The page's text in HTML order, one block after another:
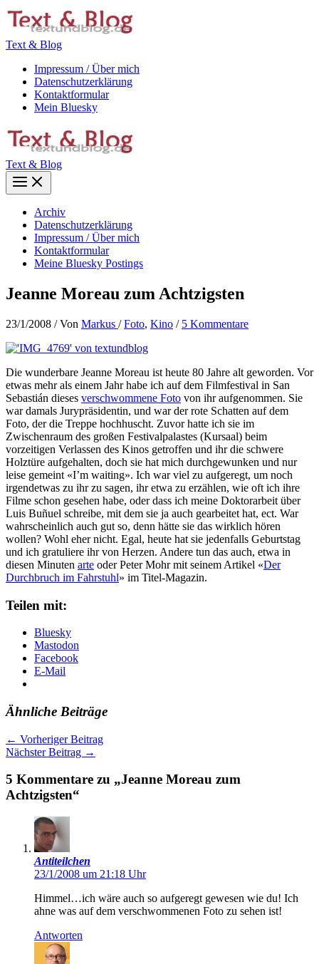
Zum
Inhalt
Text & Blog
Impressum / Über mich
Datenschutzerklärung
Kontaktformular
Mein Bluesky
Text & Blog
Main
Menu
Archiv
Datenschutzerklärung
Impressum / Über mich
Kontaktformular
Meine Bluesky Postings
Jeanne Moreau zum Achtzigsten
23/1/2008 / Von Markus /Foto, Kino / 5 Kommentare
Die wunderbare Jeanne Moreau ist heute 80 Jahre alt geworden. Vor
etwas mehr als einem Jahr habe ich auf dem Filmfestival in San
Sebastián dieses verschwommene Foto von ihr aufgenommen. Sie
war damals Jurypräsidentin, und war der rote Schatten auf dem
Foto, der die Treppe hochhuscht. Zuvor hatte ich sie im
Zwischenraum des großen Festivalpalastes (Kursaal) beim
vorzeitigen Verlassen des Kinos getroffen und ihr die schwere
Holztüre aufgehalten, doch sie hat mich durchgewunken und nur
leise gemeint «I’m waiting». Ich war viel zu aufgeregt, um noch
irgendetwas zu ihr zu sagen, ihr etwa zu erzählen, wie oft ich ihre
Filme schon gesehen habe, oder dass ich meine Doktorarbeit über
Luis Buñuel schreibe, mit dem sie ja auch gearbeitet hat, ect. War
wahrscheinlich auch gut so, denn hätte sie das wirklich hören
wollen? Wohl eher nicht. Egal, heute hat sie jedenfalls Geburtstag
und ich gratuliere ihr von Herzen. Andere tun das auch, etwa in
diesen Minuten arte oder Peter Mohr mit seinem Artikel «Der
Durchbruch im Fahrstuhl» im Titel-Magazin.
Teilen mit:
Bluesky
Mastodon
Facebook
E-Mail
Ähnliche Beiträge
← Vorheriger Beitrag
Nächster Beitrag →
5 Kommentare zu „Jeanne Moreau zum
Achtzigsten“
Antiteilchen
23/1/2008 um 21:18 Uhr
Himmel…ich wäre auch so aufgeregt gewesen wie du! Ich
ahne was auf dem verschwommenen Foto zu sehen ist!
Antworten